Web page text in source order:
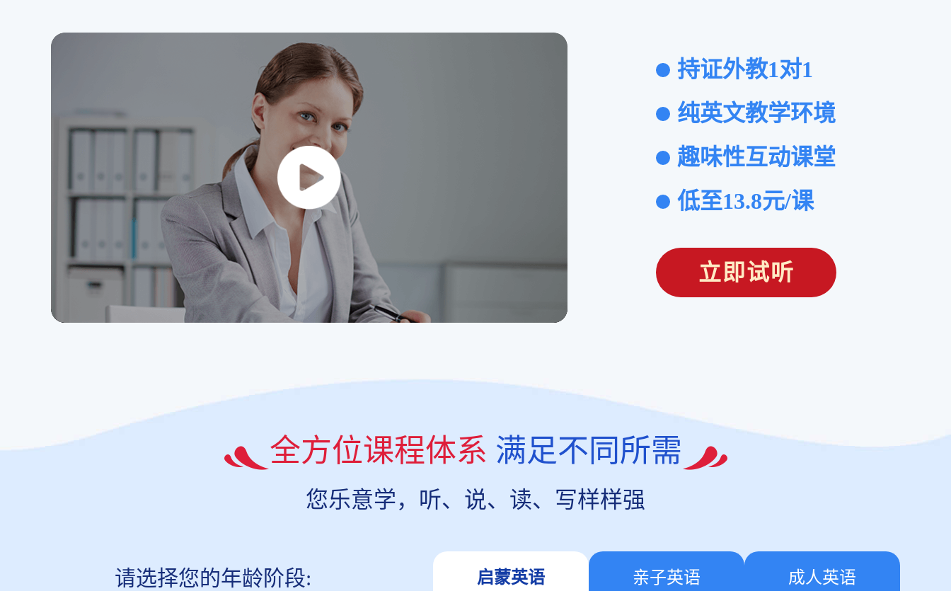
持证外教1对1
纯英文教学环境
趣味性互动课堂
低至13.8元/课
立即试听
全方位课程体系 满足不同所需
您乐意学，听、说、读、写样样强
请选择您的年龄阶段: 启蒙英语 亲子英语 成人英语